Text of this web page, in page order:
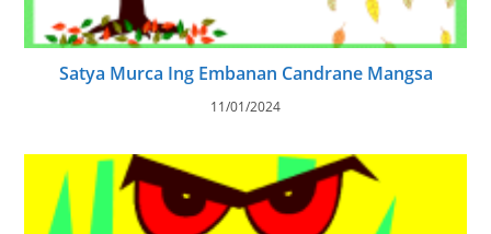
Satya Murca Ing Embanan Candrane Mangsa
11/01/2024